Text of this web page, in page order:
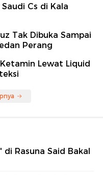
Cs di Kala
Tak Dibuka Sampai
Perang
Lewat Liquid
Rasuna Said Bakal